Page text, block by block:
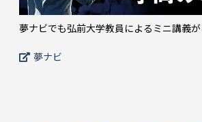
夢ナビでも弘前大学教員によるミニ講義
夢ナビ